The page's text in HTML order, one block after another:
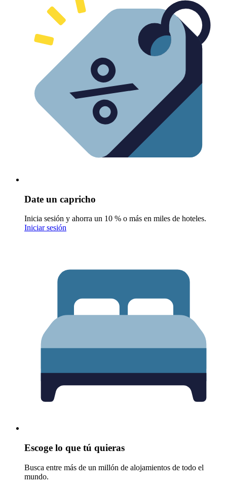
Date un capricho
Inicia sesión y ahorra un 10 % o más en miles de hoteles.
Iniciar sesión
Escoge lo que tú quieras
Busca entre más de un millón de alojamientos de todo el
mundo.